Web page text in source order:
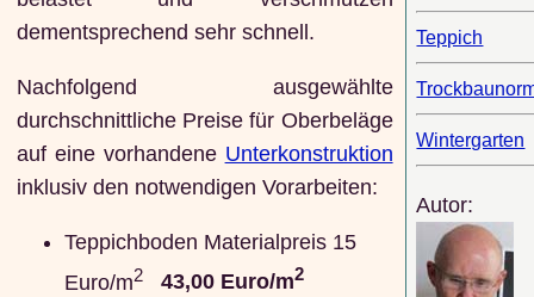
dementsprechend sehr schnell.
Nachfolgend ausgewählte
durchschnittliche Preise für Oberbeläge
auf eine vorhandene Unterkonstruktion
inklusiv den notwendigen Vorarbeiten:
Teppichboden Materialpreis 15
Euro/m2 43,00 Euro/m2
Teppich
Wintergarten
Autor: